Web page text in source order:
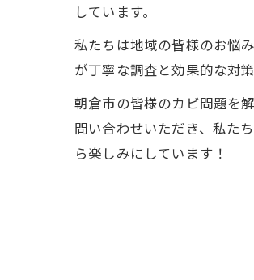
しています。
私たちは地域の皆様のお悩
が丁寧な調査と効果的な対
朝倉市の皆様のカビ問題を
問い合わせいただき、私た
ら楽しみにしています！